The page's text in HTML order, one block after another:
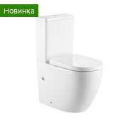
Новинка